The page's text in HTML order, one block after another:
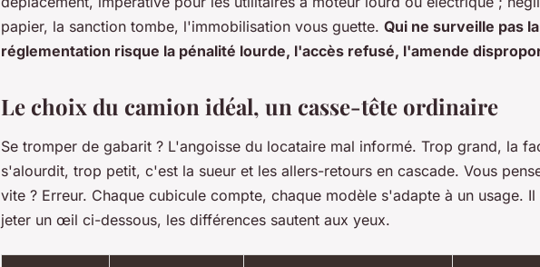
papier, la sanction tombe, l'immobilisation vous guette. Qui ne surveille pas la
réglementation risque la pénalité lourde, l'accès refusé, l'amende
Le choix du camion idéal, un casse-tête ordinaire
Se tromper de gabarit ? L'angoisse du locataire mal informé. Trop grand, la
s'alourdit, trop petit, c'est la sueur et les allers-retours en cascade. Vous
vite ? Erreur. Chaque cubicule compte, chaque modèle s'adapte à un usage.
jeter un œil ci-dessous, les différences sautent aux yeux.